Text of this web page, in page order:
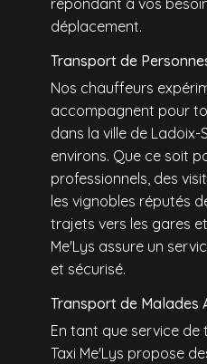
répondant à vos
déplacement.
Transport de
Nos chauffeurs
accompagnent pour
dans la ville de Ladoix-
environs. Que ce soit
professionnels, des
les vignobles réputés
trajets vers les gares
Me'Lys assure un
et sécurisé.
Transport de Malades
En tant que service
Taxi Me'Lys propose